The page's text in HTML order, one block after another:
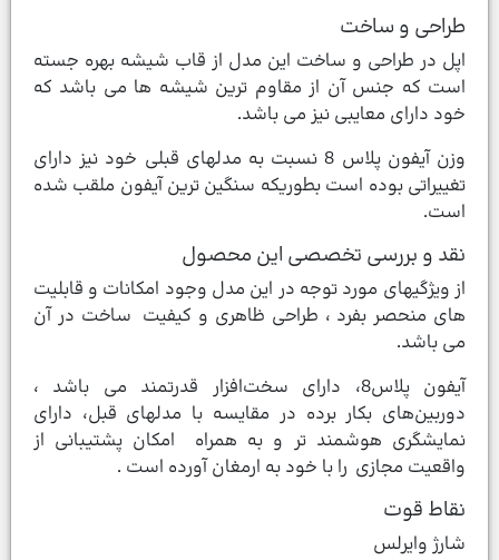
طراحی و ساخت
اپل در طراحی و ساخت این مدل از قاب شیشه بهره جسته
است که جنس آن از مقاوم ترین شیشه ها می باشد که
خود دارای معایبی نیز می باشد.
وزن آیفون پلاس 8 نسبت به مدلهای قبلی خود نیز دارای
تغییراتی بوده است بطوریکه سنگین ترین آیفون ملقب شده
است.
نقد و بررسی تخصصی این محصول
از ویژگیهای مورد توجه در این مدل وجود امکانات و قابلیت
های منحصر بفرد ، طراحی ظاهری و کیفیت ساخت در آن
می باشد.
آیفون‌ پلاس8، دارای سخت‌افزار قدرتمند می باشد ،
دوربین‌های بکار برده در مقایسه با مدلهای قبل، دارای
نمایشگری هوشمند تر و به همراه امکان پشتیبانی از
واقعیت مجازی را با خود به ارمغان آورده است .
نقاط قوت
شارژ وایرلس